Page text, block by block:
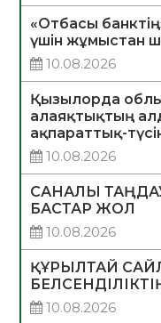
«Отбасы
үшін жұмыстан
10.08.2026
Қызылорда
алаяқтықтың
ақпараттық-
10.08.2026
САНАЛЫ
БАСТАР ЖОЛ
10.08.2026
ҚҰРЫЛТАЙ
10.08.2026